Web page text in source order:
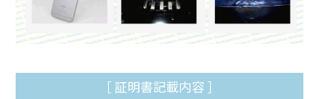
［ 証明書記載内容 ］